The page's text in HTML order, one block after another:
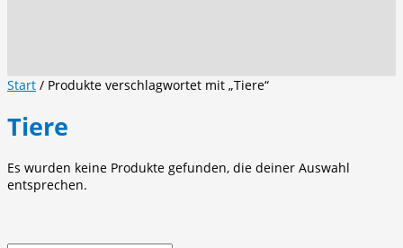
Start / Produkte verschlagwortet mit „Tiere“
Tiere
Es wurden keine Produkte gefunden, die deiner Auswahl
entsprechen.